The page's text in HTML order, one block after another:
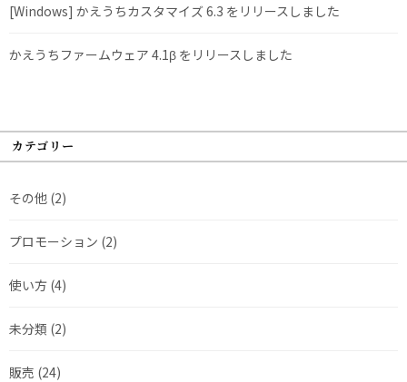
[Windows] かえうちカスタマイズ 6.3 をリリースしました
かえうちファームウェア 4.1β をリリースしました
カテゴリー
その他 (2)
プロモーション (2)
使い方 (4)
未分類 (2)
販売 (24)